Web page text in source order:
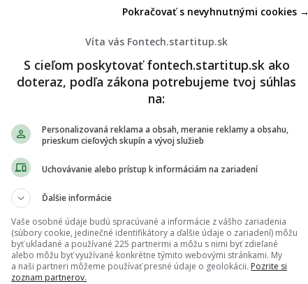
Víta vás Fontech.startitup.sk
S cieľom poskytovať fontech.startitup.sk ako
doteraz, podľa zákona potrebujeme tvoj súhlas
na:
Personalizovaná reklama a obsah, meranie reklamy a obsahu,
prieskum cieľových skupín a vývoj služieb
Uchovávanie alebo prístup k informáciám na zariadení
Ďalšie informácie
Vaše osobné údaje budú spracúvané a informácie z vášho zariadenia
(súbory cookie, jedinečné identifikátory a ďalšie údaje o zariadení) môžu
byť ukladané a používané 225 partnermi a môžu s nimi byť zdieľané
alebo môžu byť využívané konkrétne týmito webovými stránkami. My
a naši partneri môžeme používať presné údaje o geolokácii. Pozrite si
zoznam partnerov.
Pokračovať s nevyhnutnými cookies →